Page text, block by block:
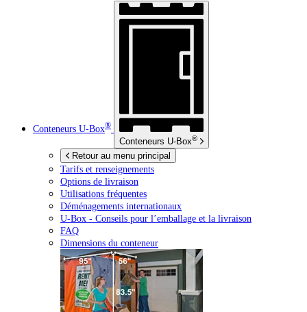
Conteneurs U-Box®
Conteneurs U-Box®
Retour au menu principal
Tarifs et renseignements
Options de livraison
Utilisations fréquentes
Déménagements internationaux
U-Box - Conseils pour l’emballage et la livraison
FAQ
Dimensions du conteneur